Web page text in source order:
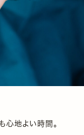
心地よい時間。